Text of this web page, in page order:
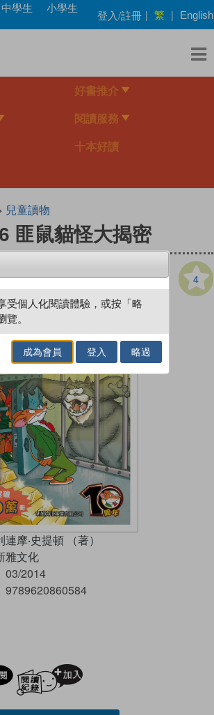
中學生
小學生
登入/註冊 | 繁 | English
好書推介
閱讀服務
十本好讀
兒童讀物
匪鼠貓怪大揭密
4
連摩‧史提頓 （著）
雅文化
03/2014
9789620860584
試閲
受個人化閱讀體驗，或按「略
覽。
成為會員 登入 略過